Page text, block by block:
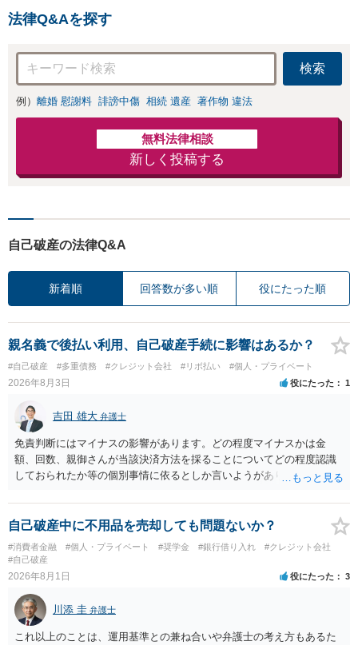
をご説明し、より
良い解決を目指し
ます。
法律Q&Aを探す
検索
例） 離婚 慰謝料 誹謗中傷 相続 遺産 著作物 違法
無料法律相談
新しく投稿する
自己破産の法律Q&A
新着順 回答数が多い順 役にたった順
親名義で後払い利用、自己破産手続に影響はあるか？
#自己破産 #多重債務 #クレジット会社 #リボ払い #個人・プライベート
2026年8月3日 役にたった 1
吉田 雄大 弁護士
免責判断にはマイナスの影響があります。どの程度マイナスかは金
額、回数、親御さんが当該決済方法を採ることについてどの程度認識
しておられたか等の個別事情に依るとしか言いようがありません。 と
なって相談し、善後策を考えることをお勧めします。
自己破産中に不用品を売却しても問題ないか？
#消費者金融 #個人・プライベート #奨学金 #銀行借り入れ
#クレジット会社
#自己破産
2026年8月1日 役にたった 3
川添 圭 弁護士
これ以上のことは、運用基準との兼ね合いや弁護士の考え方もあるた